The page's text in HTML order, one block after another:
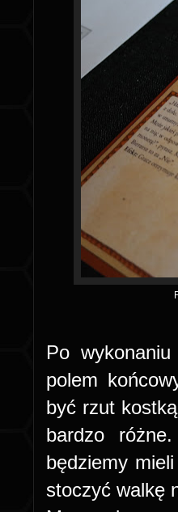
Po
polem
być rzut
bardzo
będziemy
stoczyć walkę